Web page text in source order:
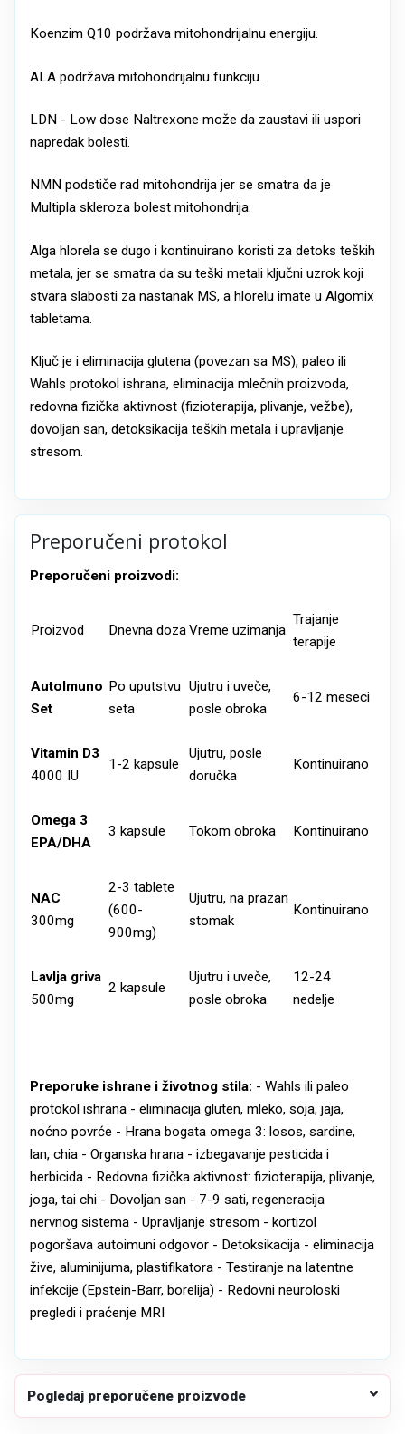
Koenzim Q10 podržava mitohondrijalnu energiju.
ALA podržava mitohondrijalnu funkciju.
LDN - Low dose Naltrexone može da zaustavi ili uspori
napredak bolesti.
NMN podstiče rad mitohondrija jer se smatra da je
Multipla skleroza bolest mitohondrija.
Alga hlorela se dugo i kontinuirano koristi za detoks teških
metala, jer se smatra da su teški metali ključni uzrok koji
stvara slabosti za nastanak MS, a hlorelu imate u Algomix
tabletama.
Ključ je i eliminacija glutena (povezan sa MS), paleo ili
Wahls protokol ishrana, eliminacija mlečnih proizvoda,
redovna fizička aktivnost (fizioterapija, plivanje, vežbe),
dovoljan san, detoksikacija teških metala i upravljanje
stresom.
Preporučeni protokol
Preporučeni proizvodi:
Proizvod Dnevna dozaVreme uzimanja
Trajanje
terapije
AutoImuno
Set
Po uputstvu
seta
Ujutru i uveče,
posle obroka
6-12 meseci
Vitamin D3
4000 IU
1-2 kapsule
Ujutru, posle
doručka
Kontinuirano
Omega 3
EPA/DHA
3 kapsule Tokom obroka Kontinuirano
NAC
300mg
2-3 tablete
(600-
900mg)
Ujutru, na prazan
stomak
Kontinuirano
Lavlja griva
500mg
2 kapsule
Ujutru i uveče,
posle obroka
12-24
nedelje
Preporuke ishrane i životnog stila: - Wahls ili paleo
protokol ishrana - eliminacija gluten, mleko, soja, jaja,
noćno povrće - Hrana bogata omega 3: losos, sardine,
lan, chia - Organska hrana - izbegavanje pesticida i
herbicida - Redovna fizička aktivnost: fizioterapija, plivanje,
joga, tai chi - Dovoljan san - 7-9 sati, regeneracija
nervnog sistema - Upravljanje stresom - kortizol
pogoršava autoimuni odgovor - Detoksikacija - eliminacija
žive, aluminijuma, plastifikatora - Testiranje na latentne
infekcije (Epstein-Barr, borelija) - Redovni neuroloski
pregledi i praćenje MRI
Pogledaj preporučene proizvode